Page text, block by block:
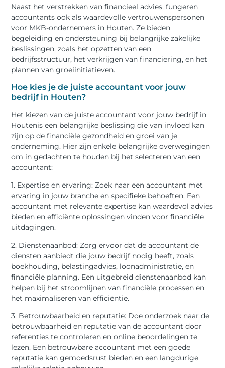
Naast het verstrekken van financieel advies, fungeren
accountants ook als waardevolle vertrouwenspersonen
voor MKB-ondernemers in Houten. Ze bieden
begeleiding en ondersteuning bij belangrijke zakelijke
beslissingen, zoals het opzetten van een
bedrijfsstructuur, het verkrijgen van financiering, en het
plannen van groeiinitiatieven.
Hoe kies je de juiste accountant voor jouw
bedrijf in Houten?
Het kiezen van de juiste accountant voor jouw bedrijf in
Houtenis een belangrijke beslissing die van invloed kan
zijn op de financiële gezondheid en groei van je
onderneming. Hier zijn enkele belangrijke overwegingen
om in gedachten te houden bij het selecteren van een
accountant:
1. Expertise en ervaring: Zoek naar een accountant met
ervaring in jouw branche en specifieke behoeften. Een
accountant met relevante expertise kan waardevol advies
bieden en efficiënte oplossingen vinden voor financiële
uitdagingen.
2. Dienstenaanbod: Zorg ervoor dat de accountant de
diensten aanbiedt die jouw bedrijf nodig heeft, zoals
boekhouding, belastingadvies, loonadministratie, en
financiële planning. Een uitgebreid dienstenaanbod kan
helpen bij het stroomlijnen van financiële processen en
het maximaliseren van efficiëntie.
3. Betrouwbaarheid en reputatie: Doe onderzoek naar de
betrouwbaarheid en reputatie van de accountant door
referenties te controleren en online beoordelingen te
lezen. Een betrouwbare accountant met een goede
reputatie kan gemoedsrust bieden en een langdurige